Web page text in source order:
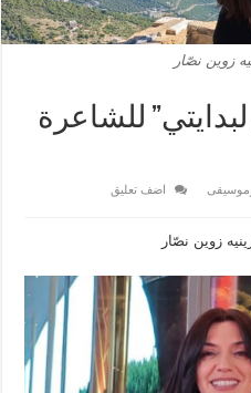
زوين نصّار
للشاعرة
اضف تعليق
زوين نصّار